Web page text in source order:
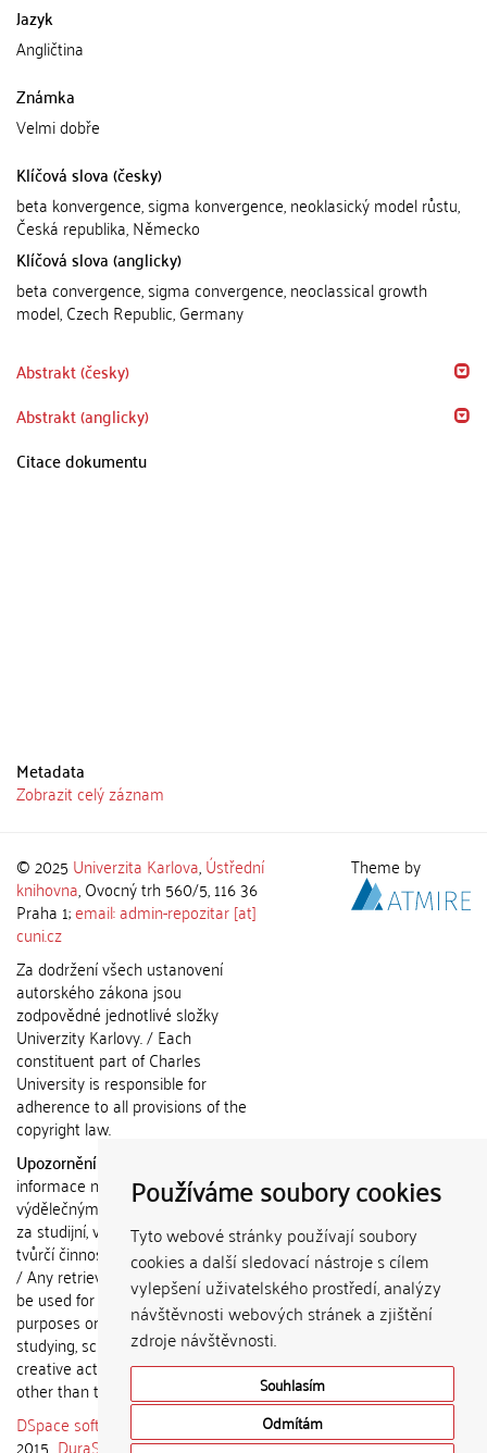
Používáme soubory cookies
Tyto webové stránky používají soubory
cookies a další sledovací nástroje s cílem
vylepšení uživatelského prostředí, analýzy
návštěvnosti webových stránek a zjištění
zdroje návštěvnosti.
Souhlasím
Odmítám
Jazyk
Angličtina
Známka
Velmi dobře
Klíčová slova (česky)
beta konvergence, sigma konvergence, neoklasický model růstu,
Česká republika, Německo
Klíčová slova (anglicky)
beta convergence, sigma convergence, neoclassical growth
model, Czech Republic, Germany
Abstrakt (česky)
Abstrakt (anglicky)
Citace dokumentu
Metadata
Zobrazit celý záznam
© 2025 Univerzita Karlova,Ústřední
knihovna, Ovocný trh 560/5, 116 36
Praha 1;email: admin-repozitar [at]
cuni.cz
Za dodržení všech ustanovení
autorského zákona jsou
zodpovědné jednotlivé složky
Univerzity Karlovy. / Each
constituent part of Charles
University is responsible for
adherence to all provisions of the
copyright law.
Upozornění / Notice:
informace nemohou být použity k
výdělečným účelům nebo vydávány
za studijní, vědeckou nebo jinou
tvůrčí činnost jiné osoby než autora.
/ Any retrieved information shall not
be used for any commercial
purposes or claimed as results of
studying, scientific or any other
creative activities of any person
other than the author.
DSpace software
copyright © 2002-
2015 DuraSpace
Theme by